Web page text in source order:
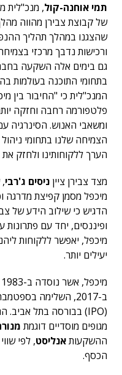
תמי אוחנה-קול, מנכ"לית
של קבוצת צבירן מהווה
שהצגנו במהלך תהליך
ורכישות נדבך מרכזי
גם בימים אלה השקעה
בתחומי התוכנה בעולמות
המנכ"לית כי "החיבור בין
פלטפורמה רחבה וחזקה
ומשאבי האנוש. הסינרגיה
הצמיחה שלנו בתחומי
הערך ללקוחותינו ולחזק
מצד צבירן ציין ניסים ג'רבי,
מיכפל מסמן קפיצת מדרגה
הדגיש כי שילוב הידע של
ופיננסים, יחד עם
מיכפל, יאפשר ללקוחות
יעילים יותר.
מיכפל, אשר נוסדה ב-1983 ונרכשה על ידי
ב-2017, השלימה
מגופים מוסדיים דוגמת
ההשקעותאנליסט
הכסף.